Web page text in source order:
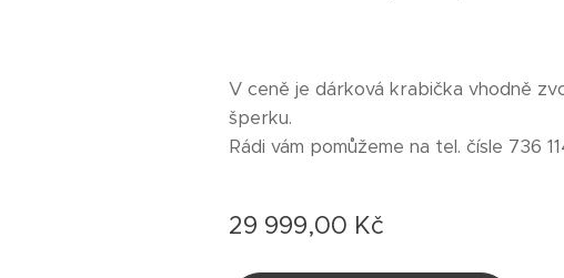
V ceně je dárková krabička vhodně
šperku.
Rádi vám pomůžeme na tel. čísle 736
29 999,00 Kč